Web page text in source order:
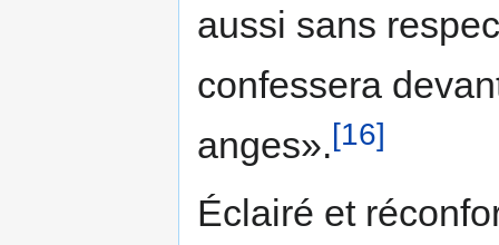
aussi sans
confessera
anges».[16]
Éclairé et